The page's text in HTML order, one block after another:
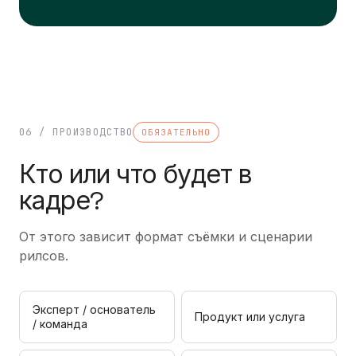
06 / ПРОИЗВОДСТВО ОБЯЗАТЕЛЬНО
Кто или что будет в
кадре?
От этого зависит формат съёмки и сценарии
рилсов.
Эксперт / основатель
/ команда
Продукт или услуга